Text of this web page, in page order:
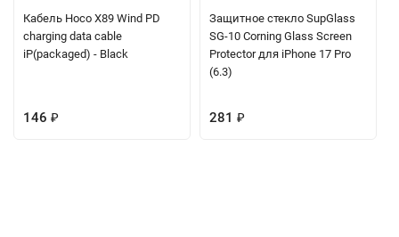
Кабель Hoco X89 Wind PD
charging data cable
iP(packaged) - Black
146 ₽
Защитное стекло SupGlass
SG-10 Corning Glass Screen
Protector для iPhone 17 Pro
(6.3)
281 ₽